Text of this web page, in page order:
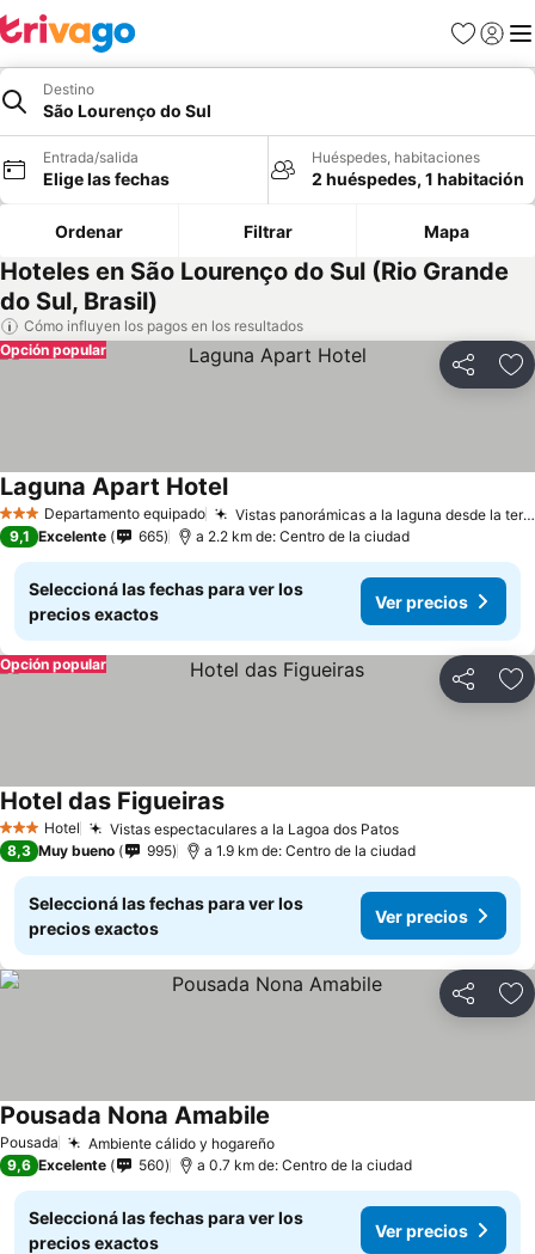
Favoritos
Iniciar
Destino
São Lourenço do Sul
Entrada/salida
Elige las fechas
Huéspedes, habitaciones
2 huéspedes, 1 habitación
Ordenar Filtrar Mapa
Hoteles en São Lourenço do Sul (Rio Grande
do Sul, Brasil)
Cómo influyen los pagos en los resultados
Compartir
Opción popular
3 EstrellasDepartamento equipado Vistas panorámicas a la laguna desde la terraza
Laguna Apart Hotel
9,1 Excelente 665 a 2.2 km de: Centro de la ciudad
Seleccioná las fechas para ver los
precios exactos
Ver precios
Compartir
Opción popular
3 Estrellas
Hotel Vistas espectaculares a la Lagoa dos Patos
Hotel das Figueiras
8,3 Muy bueno 995 a 1.9 km de: Centro de la ciudad
Seleccioná las fechas para ver los
precios exactos
Ver precios
Compartir
Pousada Ambiente cálido y hogareño
Pousada Nona Amabile
9,6 Excelente 560 a 0.7 km de: Centro de la ciudad
Seleccioná las fechas para ver los
precios exactos
Ver precios